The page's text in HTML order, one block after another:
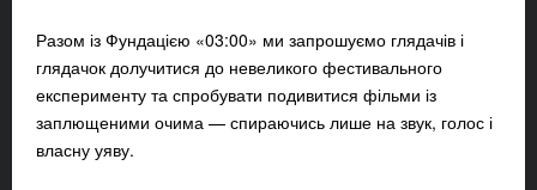
Разом із Фундацією «03:00» ми запрошуємо глядачів і
глядачок долучитися до невеликого фестивального
експерименту та спробувати подивитися фільми із
заплющеними очима — спираючись лише на звук, голос і
власну уяву.